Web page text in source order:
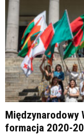
Międzynarodowy
formacja 2020-